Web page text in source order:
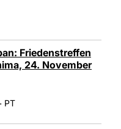
Friedenstreffen
24. November
PT